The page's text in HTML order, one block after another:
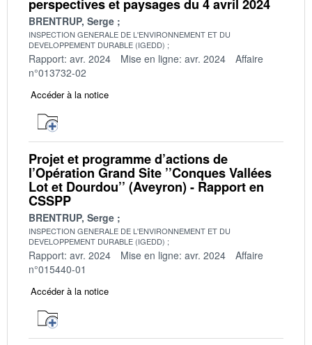
perspectives et paysages du 4 avril 2024
BRENTRUP, Serge
INSPECTION GENERALE DE L'ENVIRONNEMENT ET DU
DEVELOPPEMENT DURABLE (IGEDD)
Rapport: avr. 2024 Mise en ligne: avr. 2024
Affaire
n°013732-02
Accéder à la notice
Projet et programme d’actions de
l’Opération Grand Site ’’Conques Vallées
Lot et Dourdou’’ (Aveyron) - Rapport en
CSSPP
BRENTRUP, Serge
INSPECTION GENERALE DE L'ENVIRONNEMENT ET DU
DEVELOPPEMENT DURABLE (IGEDD)
Rapport: avr. 2024 Mise en ligne: avr. 2024
Affaire
n°015440-01
Accéder à la notice